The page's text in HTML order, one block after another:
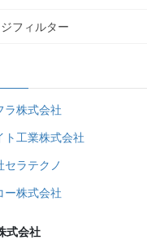
フィルター
ラ株式会社
ト工業株式会社
セラテクノ
ー株式会社
式会社